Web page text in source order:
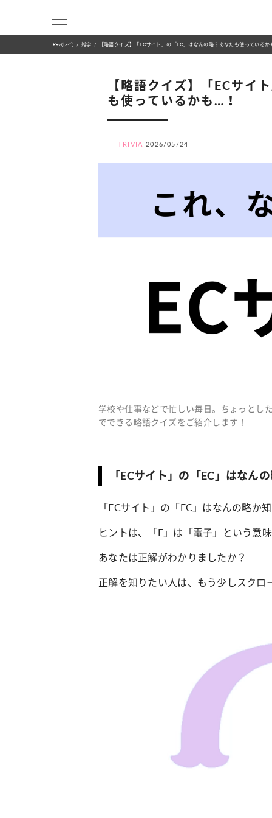
Ray(レイ) 雑学 【略語クイズ】「ECサイト」の「EC」はなんの略？あなたも使っているか
【略語クイズ】「ECサイ
も使っているかも…！
TRIVIA 2026/05/24
学校や仕事などで忙しい毎日。ちょっとし
でできる略語クイズをご紹介します！
「ECサイト」の「EC」はなんの
「ECサイト」の「EC」はなんの略か
ヒントは、「E」は「電子」という意
あなたは正解がわかりましたか？
正解を知りたい人は、もう少しスクロ